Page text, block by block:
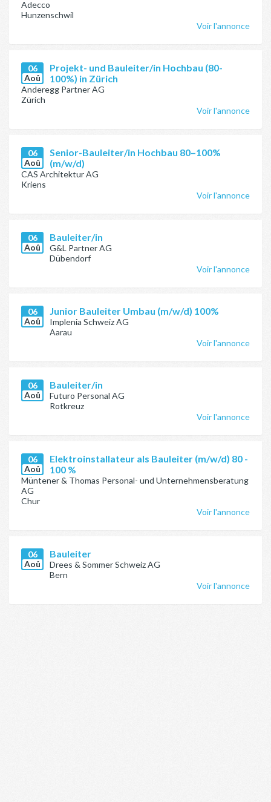
Adecco
Hunzenschwil
Voir l'annonce
06
Aoû
Projekt- und Bauleiter/in Hochbau (80-
100%) in Zürich
Anderegg Partner AG
Zürich
Voir l'annonce
06
Aoû
Senior-Bauleiter/in Hochbau 80–100%
(m/w/d)
CAS Architektur AG
Kriens
Voir l'annonce
06
Aoû
Bauleiter/in
G&L Partner AG
Dübendorf
Voir l'annonce
06
Aoû
Junior Bauleiter Umbau (m/w/d) 100%
Implenia Schweiz AG
Aarau
Voir l'annonce
06
Aoû
Bauleiter/in
Futuro Personal AG
Rotkreuz
Voir l'annonce
06
Aoû
Elektroinstallateur als Bauleiter (m/w/d) 80 -
100 %
Müntener & Thomas Personal- und Unternehmensberatung
AG
Chur
Voir l'annonce
06
Aoû
Bauleiter
Drees & Sommer Schweiz AG
Bern
Voir l'annonce